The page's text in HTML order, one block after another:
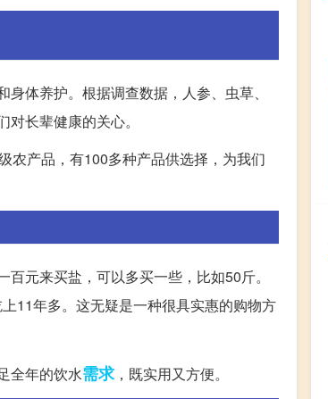
体养护。根据调查数据，人参、虫草、
长辈健康的关心。
农产品，有100多种产品供选择，为我们
元来买盐，可以多买一些，比如50斤。
11年多。这无疑是一种很具实惠的购物方
全年的饮水需求，既实用又方便。